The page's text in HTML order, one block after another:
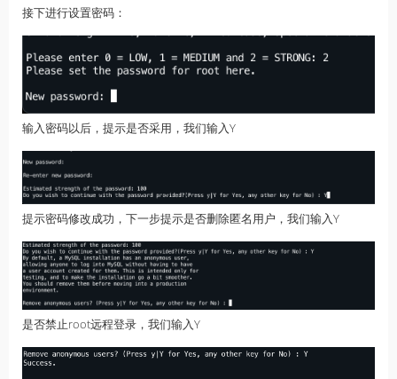
接下进行设置密码：
输入密码以后，提示是否采用，我们输入Y
提示密码修改成功，下一步提示是否删除匿名用户，我们输入Y
是否禁止root远程登录，我们输入Y